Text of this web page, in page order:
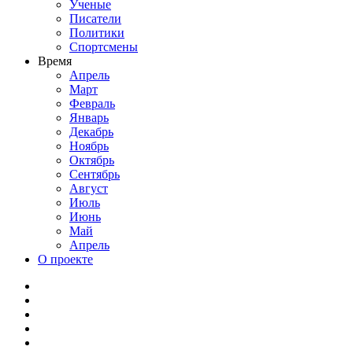
Ученые
Писатели
Политики
Спортсмены
Время
Апрель
Март
Февраль
Январь
Декабрь
Ноябрь
Октябрь
Сентябрь
Август
Июль
Июнь
Май
Апрель
О проекте